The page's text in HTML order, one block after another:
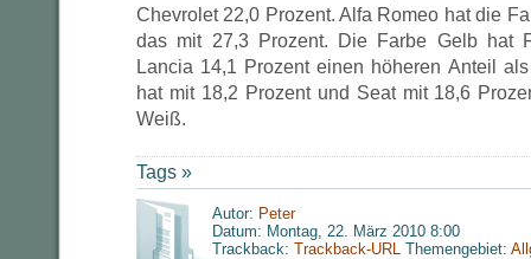
Chevrolet 22,0 Prozent. Alfa Romeo hat die
das mit 27,3 Prozent. Die Farbe Gelb hat
Lancia 14,1 Prozent einen höheren Anteil
hat mit 18,2 Prozent und Seat mit 18,6
Weiß.
Tags »
Autor: Peter
Datum: Montag, 22. März 2010 8:00
Trackback: Trackback-URL Themengebiet: